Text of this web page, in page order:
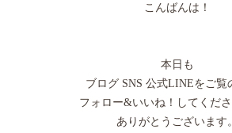
こんばんは！
本日も
ブログ SNS 公式LINEをご覧
フォロー&いいね！してくだ
ありがとうございます。